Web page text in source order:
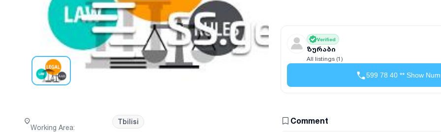
Verified
ზურაბი
All listings (1)
599 78 40 ** Show
Working Area:
Tbilisi Comment